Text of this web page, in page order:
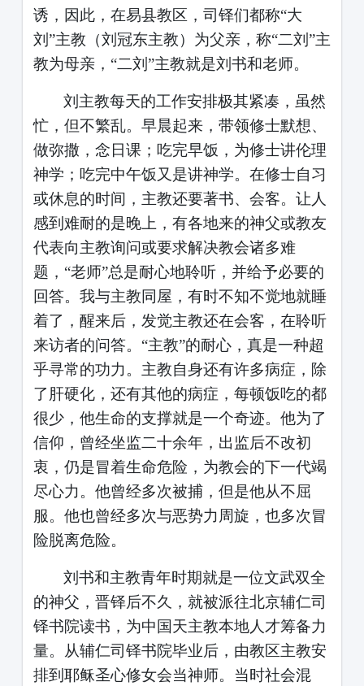
诱，因此，在易县教区，司铎们都称“大
刘”主教（刘冠东主教）为父亲，称“二刘”主
教为母亲，“二刘”主教就是刘书和老师。
刘主教每天的工作安排极其紧凑，虽然
忙，但不繁乱。早晨起来，带领修士默想、
做弥撒，念日课；吃完早饭，为修士讲伦理
神学；吃完中午饭又是讲神学。在修士自习
或休息的时间，主教还要著书、会客。让人
感到难耐的是晚上，有各地来的神父或教友
代表向主教询问或要求解决教会诸多难
题， “老师”总是耐心地聆听，并给予必要的
回答。我与主教同屋，有时不知不觉地就睡
着了，醒来后，发觉主教还在会客，在聆听
来访者的问答。“主教”的耐心，真是一种超
乎寻常的功力。主教自身还有许多病症，除
了肝硬化，还有其他的病症，每顿饭吃的都
很少，他生命的支撑就是一个奇迹。他为了
信仰，曾经坐监二十余年，出监后不改初
衷，仍是冒着生命危险，为教会的下一代竭
尽心力。他曾经多次被捕，但是他从不屈
服。他也曾经多次与恶势力周旋，也多次冒
险脱离危险。
刘书和主教青年时期就是一位文武双全
的神父，晋铎后不久，就被派往北京辅仁司
铎书院读书，为中国天主教本地人才筹备力
量。从辅仁司铎书院毕业后，由教区主教安
排到耶稣圣心修女会当神师。当时社会混